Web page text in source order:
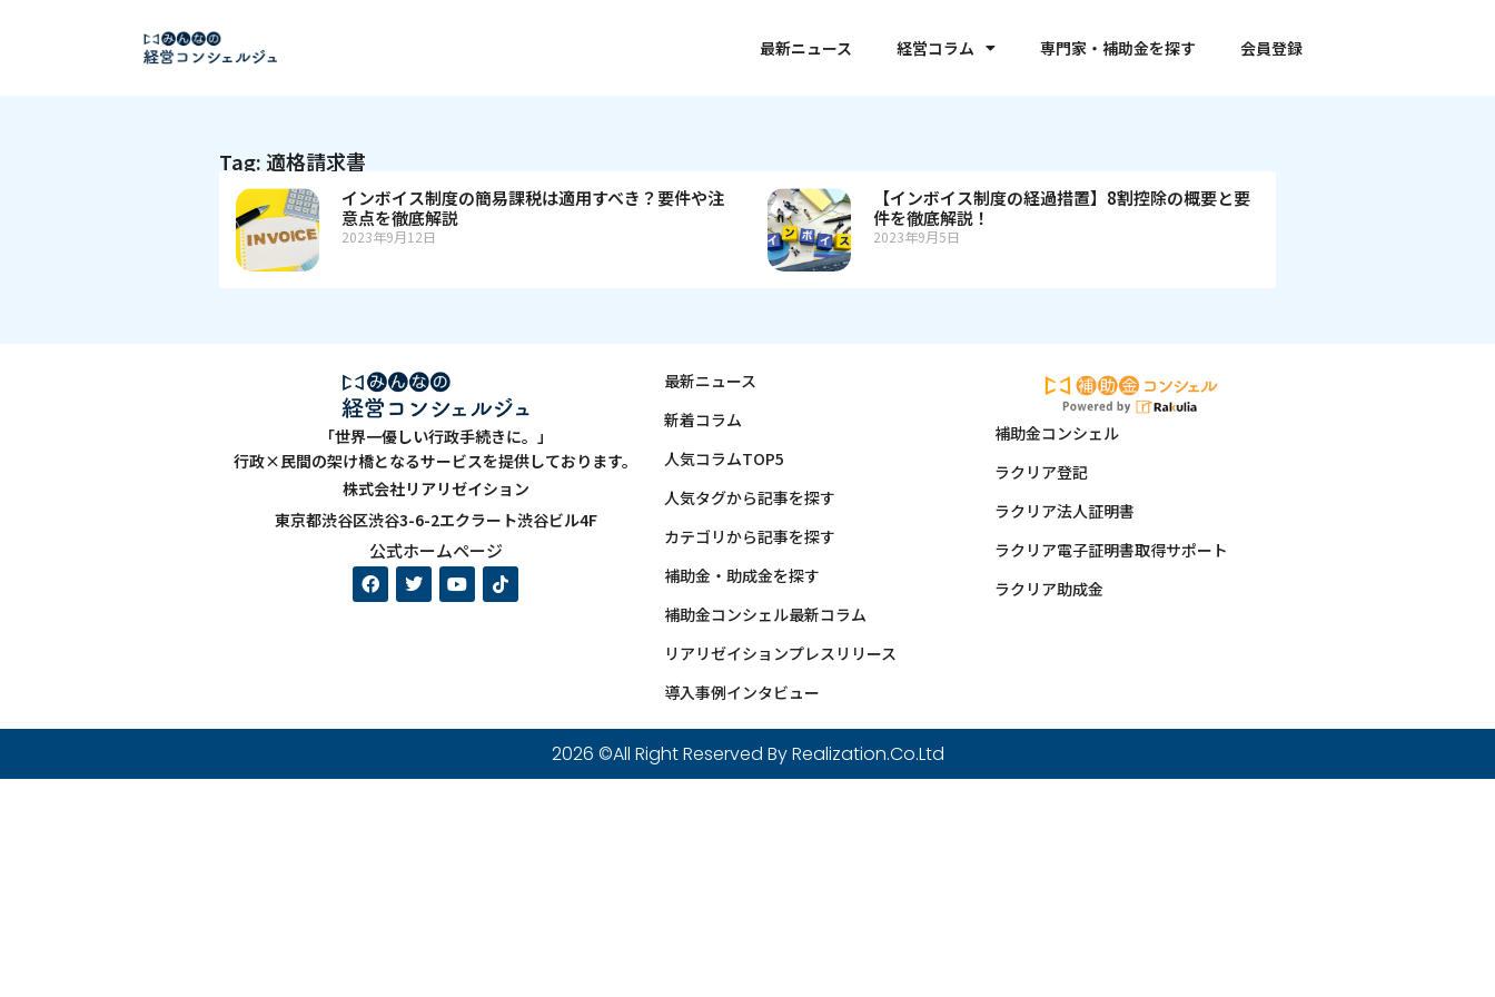
最新ニュース 経営コラム 専門家・補助金を探す 会員登録
Tag: 適格請求書
インボイス制度の簡易課税は適用すべき？要件や注
意点を徹底解説
2023年9月12日
【インボイス制度の経過措置】8割控除の概要と要
件を徹底解説！
2023年9月5日
「世界一優しい行政手続きに。」
行政×民間の架け橋となるサービスを提供しております。
株式会社リアリゼイション
東京都渋谷区渋谷3-6-2エクラート渋谷ビル4F
公式ホームページ
最新ニュース
新着コラム
人気コラムTOP5
人気タグから記事を探す
カテゴリから記事を探す
補助金・助成金を探す
補助金コンシェル最新コラム
リアリゼイションプレスリリース
導入事例インタビュー
補助金コンシェル
ラクリア登記
ラクリア法人証明書
ラクリア電子証明書取得サポート
ラクリア助成金
2026 ©️All Right Reserved By Realization.Co.Ltd